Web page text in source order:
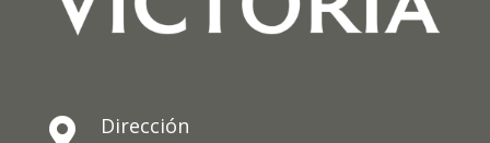
 Dirección